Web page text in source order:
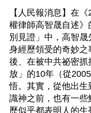
【人民報消息】在
權律師高智晟自述
別見證」中，高智
身經歷領受的奇妙之
後、在被中共祕密
放」的10年（從
悟。其實，從他出
識神之前，也有一
歷似乎都表明人的